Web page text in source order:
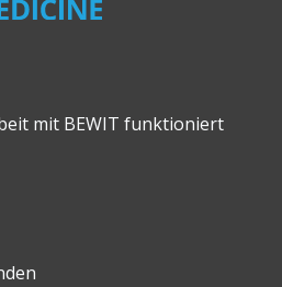
mit BEWIT funktioniert